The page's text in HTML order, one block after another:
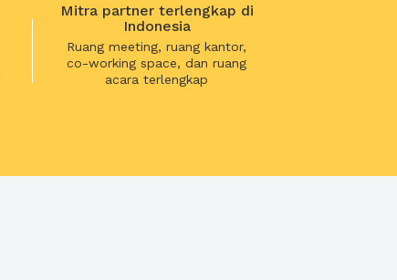
Mitra partner terlengkap di
Indonesia
Ruang meeting, ruang kantor,
co-working space, dan ruang
acara terlengkap